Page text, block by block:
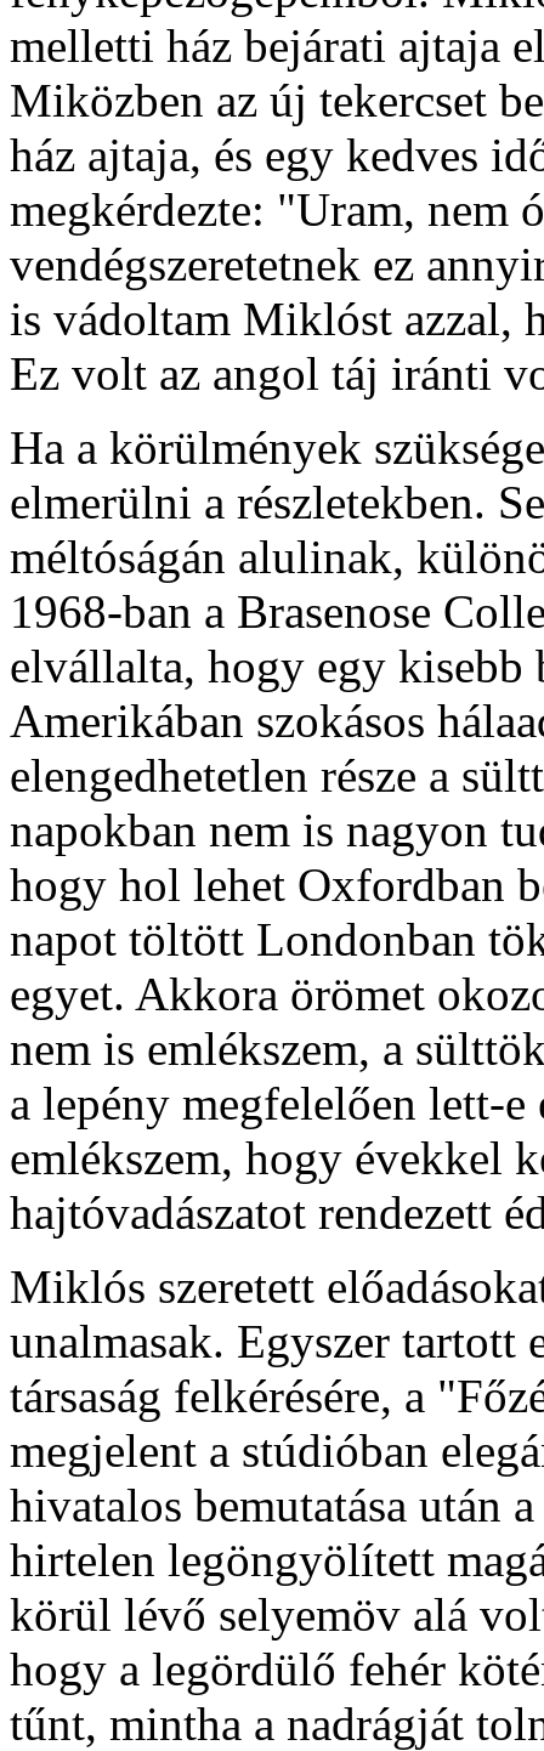
melletti ház bejárati ajtaja
Miközben az új tekercset
ház ajtaja, és egy kedves
megkérdezte: "Uram, nem
vendégszeretetnek ez
is vádoltam Miklóst azzal,
Ez volt az angol táj iránti
Ha a körülmények
elmerülni a részletekben.
méltóságán alulinak,
1968-ban a Brasenose
elvállalta, hogy egy kisebb
Amerikában szokásos
elengedhetetlen része a
napokban nem is nagyon
hogy hol lehet Oxfordban
napot töltött Londonban
egyet. Akkora örömet
nem is emlékszem, a
a lepény megfelelően lett-
emlékszem, hogy évekkel
hajtóvadászatot rendezett
Miklós szeretett
unalmasak. Egyszer tartott
társaság felkérésére, a
megjelent a stúdióban
hivatalos bemutatása után
hirtelen legöngyölített
körül lévő selyemöv alá
hogy a legördülő fehér
tűnt, mintha a nadrágját